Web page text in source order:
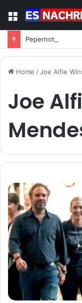
Menu
Home /Joe Alfie
Joe